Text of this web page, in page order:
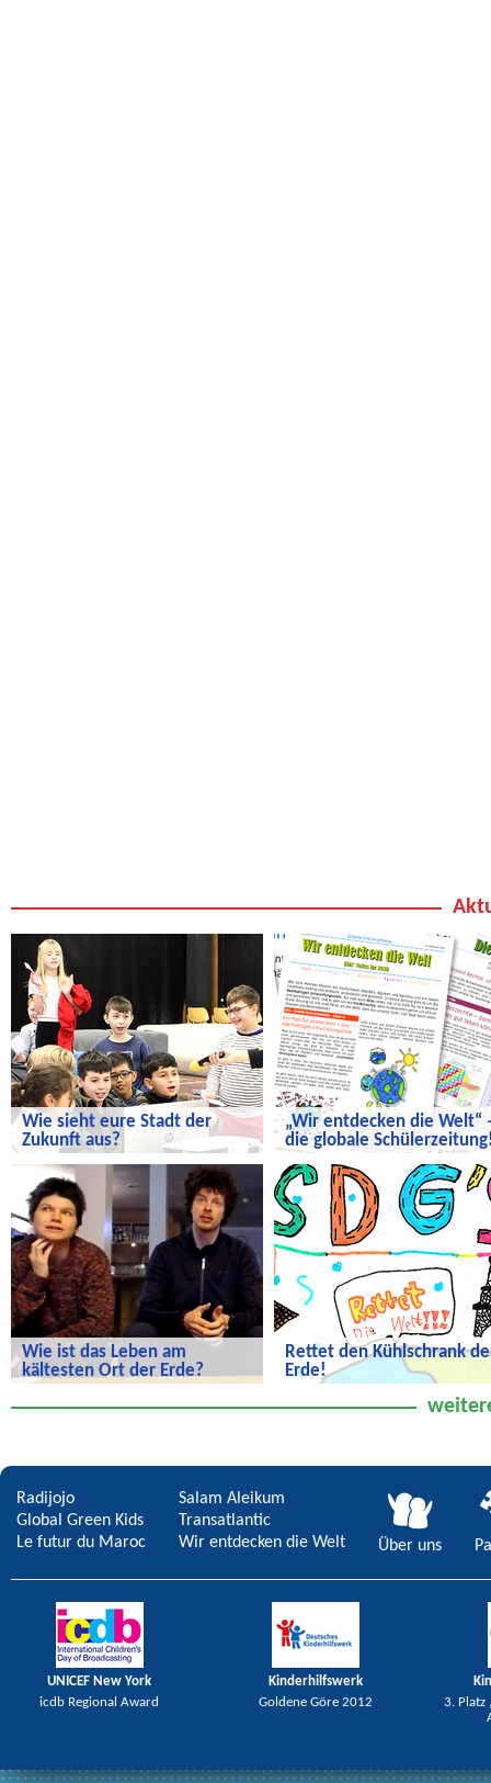
Wie sieht eure Stadt der
Zukunft aus?
Wie sieht eure Stadt der Zukunft aus?
„Wir entdecken die Welt“
die globale
„Wir entdecken die Welt“ – die
globale Schülerzeitung!
Wie ist das Leben am
kältesten Ort der Erde?
der Erde?
Rettet den Kühlschrank
Erde!
Radijojo
Global Green Kids
Le futur du Maroc
Salam Aleikum
Transatlantic
Wir entdecken die Welt
Über uns
UNICEF New York
icdb Regional Award
Kinderhilfswerk
Goldene Göre 2012
3. Platz